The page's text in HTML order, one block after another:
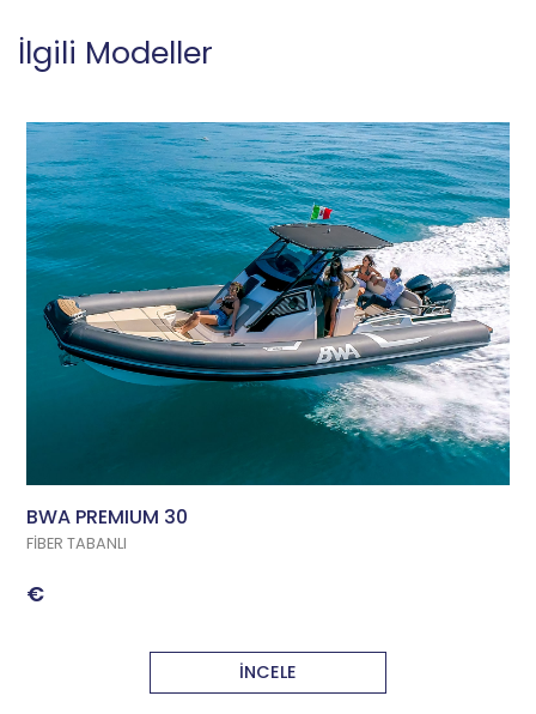
İlgili Modeller
BWA PREMIUM 30
FİBER TABANLI
€
İNCELE